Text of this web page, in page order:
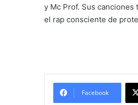
y Mc Prof. Sus
el rap consciente de
Facebook